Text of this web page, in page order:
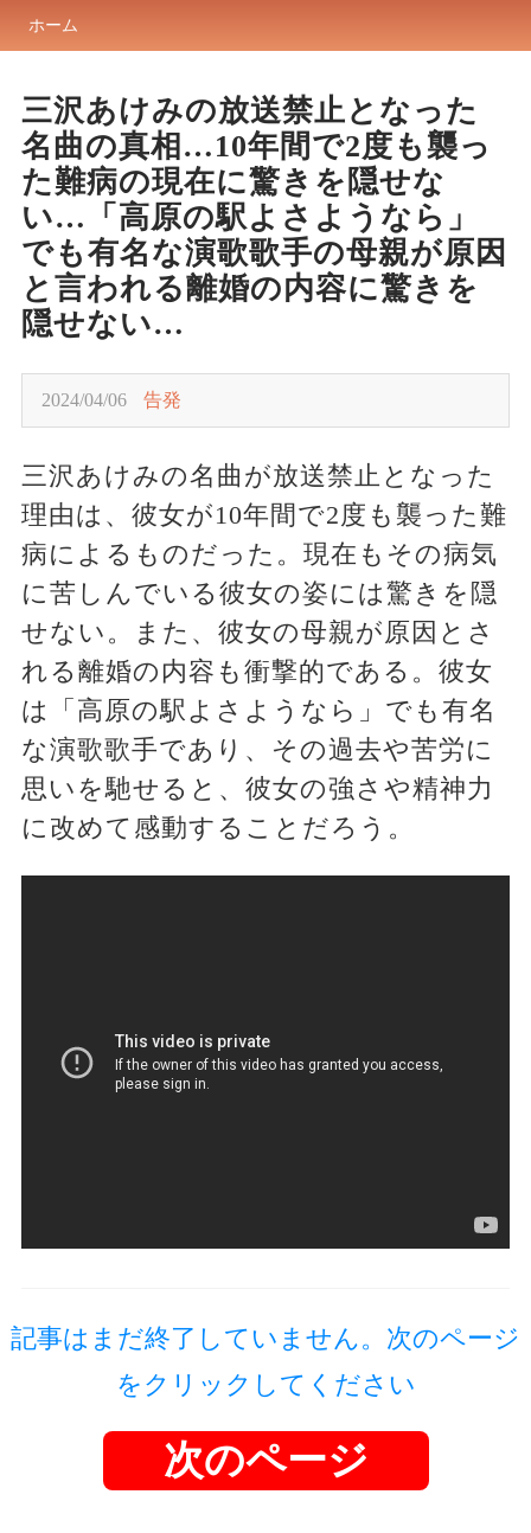
ホーム
三沢あけみの放送禁止となった
名曲の真相…10年間で2度も襲っ
た難病の現在に驚きを隠せな
い…「高原の駅よさようなら」
でも有名な演歌歌手の母親が原因
と言われる離婚の内容に驚きを
隠せない…
2024/04/06 告発
三沢あけみの名曲が放送禁止となった
理由は、彼女が10年間で2度も襲った難
病によるものだった。現在もその病気
に苦しんでいる彼女の姿には驚きを隠
せない。また、彼女の母親が原因とさ
れる離婚の内容も衝撃的である。彼女
は「高原の駅よさようなら」でも有名
な演歌歌手であり、その過去や苦労に
思いを馳せると、彼女の強さや精神力
に改めて感動することだろう。
記事はまだ終了していません。次のページ
をクリックしてください
次のページ